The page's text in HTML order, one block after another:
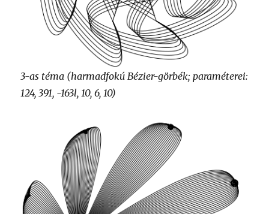
3-as téma (harmadfokú Bézier-görbék; paraméterei:
124, 391, -163l, 10, 6, 10)